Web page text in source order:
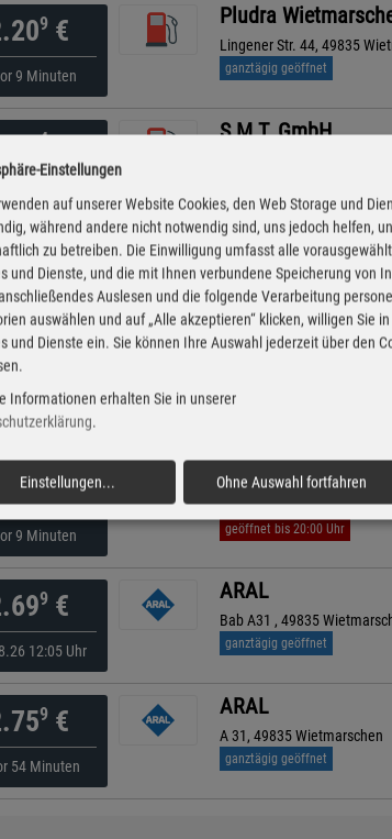
9€
9 Minuten
Pludra
Lingener Str. 44, 49835
ganztägig geöffnet
4€ S.M.T. GmbH
9€
54 Minuten
CLASSIC
Nordhorner Straße 67,
geöffnet bis 23:00 Uhr
54 Minuten
2.329€
9 Minuten
Shell
Alt-Ruehlertwist 47, 49767
geöffnet bis 20:00 Uhr
9€
12:05 Uhr
ARAL
Bab A31 , 49835
ganztägig geöffnet
9€
54 Minuten
ARAL
A 31, 49835 Wietmarschen
ganztägig geöffnet
Einstellungen
auf unserer Website Cookies, den Web Storage und
während andere nicht notwendig sind, uns jedoch helfen,
zu betreiben. Die Einwilligung umfasst alle
und Dienste, und die mit Ihnen verbundene Speicherung von
Auslesen und die folgende Verarbeitung
auswählen und auf „Alle akzeptieren“ klicken, willigen Sie
und Dienste ein. Sie können Ihre Auswahl jederzeit über den
Informationen erhalten Sie in unserer
.
Einstellungen... Ohne Auswahl fortfahren